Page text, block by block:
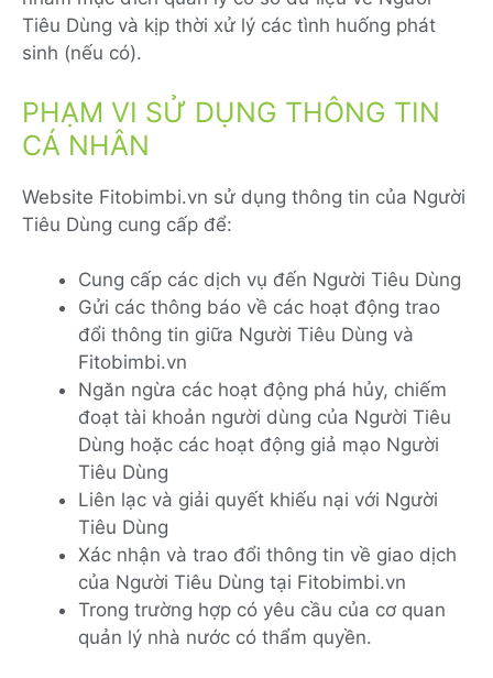
Tiêu Dùng và kịp thời xử lý các tình huống phát
sinh (nếu có).
PHẠM VI SỬ DỤNG THÔNG TIN
CÁ NHÂN
Website Fitobimbi.vn sử dụng thông tin của Người
Tiêu Dùng cung cấp để:
Cung cấp các dịch vụ đến Người Tiêu Dùng
Gửi các thông báo về các hoạt động trao
đổi thông tin giữa Người Tiêu Dùng và
Fitobimbi.vn
Ngăn ngừa các hoạt động phá hủy, chiếm
đoạt tài khoản người dùng của Người Tiêu
Dùng hoặc các hoạt động giả mạo Người
Tiêu Dùng
Liên lạc và giải quyết khiếu nại với Người
Tiêu Dùng
Xác nhận và trao đổi thông tin về giao dịch
của Người Tiêu Dùng tại Fitobimbi.vn
Trong trường hợp có yêu cầu của cơ quan
quản lý nhà nước có thẩm quyền.